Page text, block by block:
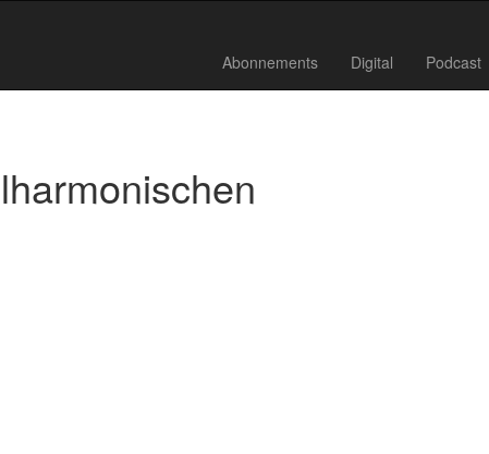
Abonnements Digital Podcast